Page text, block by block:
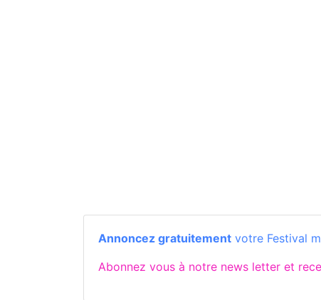
Annoncez gratuitement votre Festival
Abonnez vous à notre news letter et